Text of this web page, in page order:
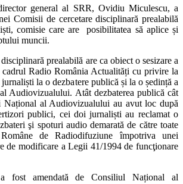
general al SRR, Ovidiu Miculescu, a
Comisii de cercetare disciplinară prealabilă
comisie care are posibilitatea să aplice și
muncii.
prealabilă are ca obiect o sesizare a
Radio România Actualități cu privire la
la o dezbatere publică și la o ședință a
Audiovizualului. Atât dezbaterea publică cât
Național al Audiovizualului au avut loc după
publici, cei doi jurnaliști au reclamat o
şi spoturi audio demarată de către toate
de Radiodifuziune împotriva unei
de modificare a Legii 41/1994 de funcţionare
a fost amendată de Consiliul Național al